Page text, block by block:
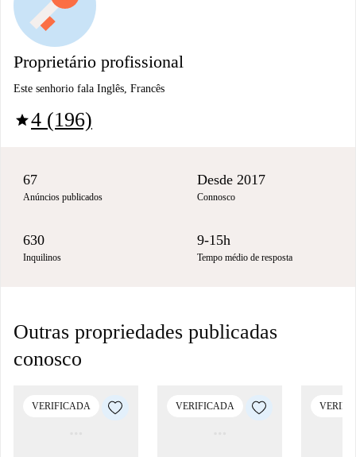
Proprietário profissional
Este senhorio fala Inglês, Francês
star4 (196)
67
Anúncios publicados
Desde 2017
Connosco
630
Inquilinos
9-15h
Tempo médio de resposta
Outras propriedades publicadas
conosco
VERIFICADA VERIFICADA